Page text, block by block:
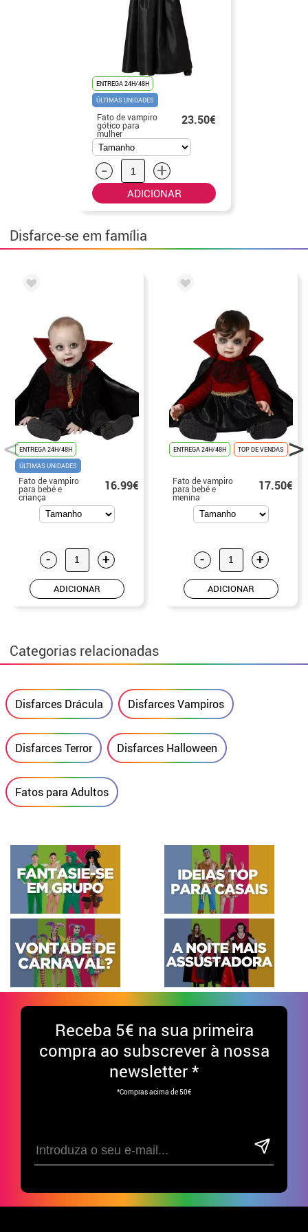
ENTREGA 24H/48H
ÚLTIMAS UNIDADES
Fato de vampiro
gótico para
mulher
23.50€
- +
ADICIONAR
Disfarce-se em família
ENTREGA 24H/48H
ÚLTIMAS UNIDADES
Fato de vampiro
para bebé e
criança
16.99€
- +
ADICIONAR
ENTREGA 24H/48H TOP DE VENDAS
Fato de vampiro
para bebé e
menina
17.50€
- +
ADICIONAR
Categorias relacionadas
Disfarces Drácula Disfarces Vampiros
Disfarces Terror Disfarces Halloween
Fatos para Adultos
Receba 5€ na sua primeira
compra ao subscrever à nossa
newsletter *
*Compras acima de 50€